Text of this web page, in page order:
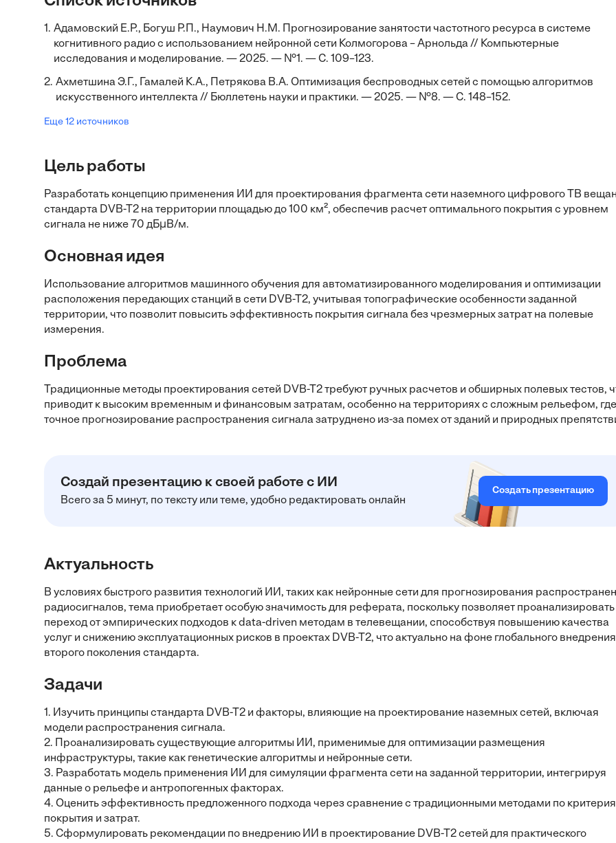
1. Адамовский Е.Р., Богуш Р.П., Наумович Н.М. Прогнозирование занятости частотного ресурса в системе
когнитивного радио с использованием нейронной сети Колмогорова – Арнольда // Компьютерные
исследования и моделирование. — 2025. — №1. — С. 109–123.
2. Ахметшина Э.Г., Гамалей К.А., Петрякова В.А. Оптимизация беспроводных сетей с помощью алгоритмов
искусственного интеллекта // Бюллетень науки и практики. — 2025. — №8. — С. 148–152.
Еще 12 источников
Цель работы
Разработать концепцию применения ИИ для проектирования фрагмента сети наземного цифрового ТВ
стандарта DVB-T2 на территории площадью до 100 км², обеспечив расчет оптимального покрытия с уровнем
сигнала не ниже 70 дБμВ/м.
Основная идея
Использование алгоритмов машинного обучения для автоматизированного моделирования и оптимизации
расположения передающих станций в сети DVB-T2, учитывая топографические особенности заданной
территории, что позволит повысить эффективность покрытия сигнала без чрезмерных затрат на полевые
измерения.
Проблема
Традиционные методы проектирования сетей DVB-T2 требуют ручных расчетов и обширных полевых тестов,
приводит к высоким временным и финансовым затратам, особенно на территориях с сложным рельефом, где
точное прогнозирование распространения сигнала затруднено из-за помех от зданий и природных
Создай презентацию к своей работе с ИИ
Всего за 5 минут, по тексту или теме, удобно редактировать онлайн
Создать презентацию
Актуальность
В условиях быстрого развития технологий ИИ, таких как нейронные сети для прогнозирования
радиосигналов, тема приобретает особую значимость для реферата, поскольку позволяет проанализировать
переход от эмпирических подходов к data-driven методам в телевещании, способствуя повышению качества
услуг и снижению эксплуатационных рисков в проектах DVB-T2, что актуально на фоне глобального внедрения
второго поколения стандарта.
Задачи
1. Изучить принципы стандарта DVB-T2 и факторы, влияющие на проектирование наземных сетей, включая
модели распространения сигнала.
2. Проанализировать существующие алгоритмы ИИ, применимые для оптимизации размещения
инфраструктуры, такие как генетические алгоритмы и нейронные сети.
3. Разработать модель применения ИИ для симуляции фрагмента сети на заданной территории, интегрируя
данные о рельефе и антропогенных факторах.
4. Оценить эффективность предложенного подхода через сравнение с традиционными методами по
покрытия и затрат.
5. Сформулировать рекомендации по внедрению ИИ в проектирование DVB-T2 сетей для практического